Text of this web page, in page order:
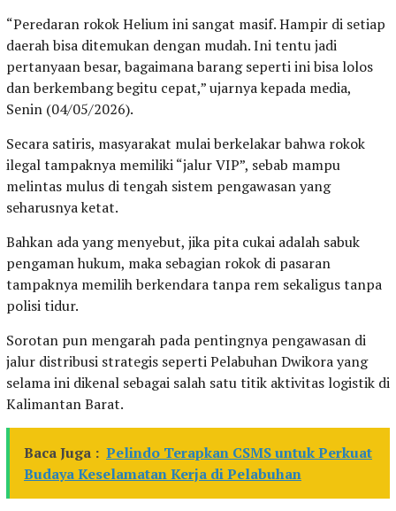
“Peredaran rokok Helium ini sangat masif. Hampir di setiap
daerah bisa ditemukan dengan mudah. Ini tentu jadi
pertanyaan besar, bagaimana barang seperti ini bisa lolos
dan berkembang begitu cepat,” ujarnya kepada media,
Senin (04/05/2026).
Secara satiris, masyarakat mulai berkelakar bahwa rokok
ilegal tampaknya memiliki “jalur VIP”, sebab mampu
melintas mulus di tengah sistem pengawasan yang
seharusnya ketat.
Bahkan ada yang menyebut, jika pita cukai adalah sabuk
pengaman hukum, maka sebagian rokok di pasaran
tampaknya memilih berkendara tanpa rem sekaligus tanpa
polisi tidur.
Sorotan pun mengarah pada pentingnya pengawasan di
jalur distribusi strategis seperti Pelabuhan Dwikora yang
selama ini dikenal sebagai salah satu titik aktivitas logistik di
Kalimantan Barat.
Baca Juga : Pelindo Terapkan CSMS untuk Perkuat
Budaya Keselamatan Kerja di Pelabuhan